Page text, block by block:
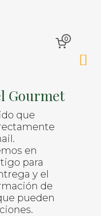
0
Gourmet
que
en
para
y el
de
pueden